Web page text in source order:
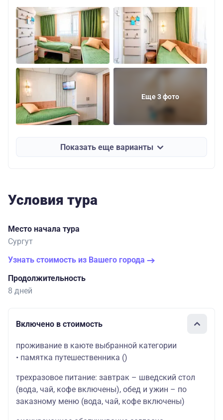
Еще 3 фото
Показать еще варианты
Условия тура
Место начала тура
Сургут
Узнать стоимость из Вашего города
Продолжительность
8 дней
Включено в стоимость
проживание в каюте выбранной категории
• памятка путешественника ()
трехразовое питание: завтрак – шведский стол
(вода, чай, кофе включены), обед и ужин – по
заказному меню (вода, чай, кофе включены)